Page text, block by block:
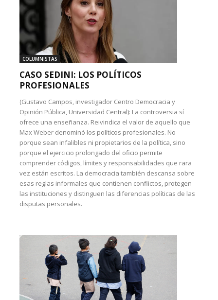
COLUMNISTAS
CASO SEDINI: LOS POLÍTICOS
PROFESIONALES
(Gustavo Campos, investigador Centro Democracia y
Opinión Pública, Universidad Central): La controversia sí
ofrece una enseñanza. Reivindica el valor de aquello que
Max Weber denominó los políticos profesionales. No
porque sean infalibles ni propietarios de la política, sino
porque el ejercicio prolongado del oficio permite
comprender códigos, límites y responsabilidades que rara
vez están escritos. La democracia también descansa sobre
esas reglas informales que contienen conflictos, protegen
las instituciones y distinguen las diferencias políticas de las
disputas personales.